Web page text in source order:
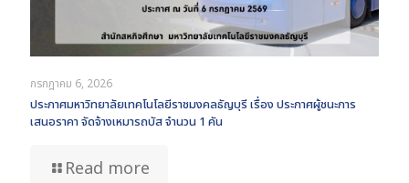
กรกฎาคม 6, 2026
ประกาศมหาวิทยาลัยเทคโนโลยีราชมงคลธัญบุรี เรื่อง ประกาศผู้ชนะการ
เสนอราคา จัดจ้างเหมารถบัส จำนวน 1 คัน
Read more